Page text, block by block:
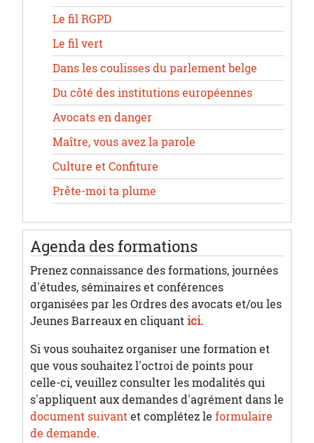
Le fil RGPD
Le fil vert
Dans les coulisses du parlement belge
Du côté des institutions européennes
Avocats en danger
Maître, vous avez la parole
Culture et Confiture
Prête-moi ta plume
Agenda des formations
Prenez connaissance des formations, journées
d'études, séminaires et conférences
organisées par les Ordres des avocats et/ou les
Jeunes Barreaux en cliquantici.
Si vous souhaitez organiser une formation et
que vous souhaitez l'octroi de points pour
celle-ci, veuillez consulter les modalités qui
s'appliquent aux demandes d'agrément dans le
document suivantet complétez le formulaire
de demande.